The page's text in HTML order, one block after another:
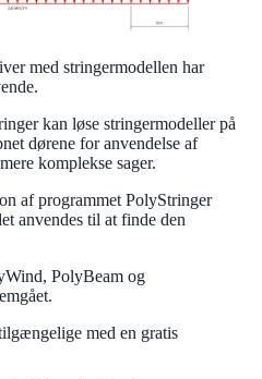
med stringermodellen har
kan løse stringermodeller på
dørene for anvendelse af
komplekse sager.
af programmet PolyStringer
anvendes til at finde den
PolyBeam og
med en gratis